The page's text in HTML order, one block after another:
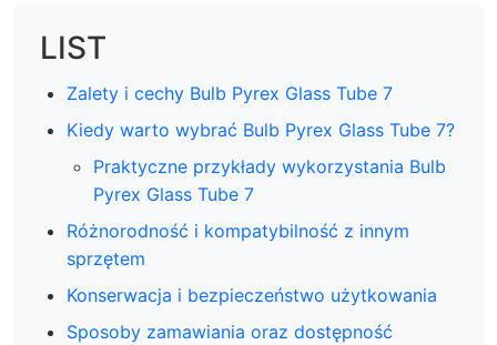
LIST
Zalety i cechy Bulb Pyrex Glass Tube 7
Kiedy warto wybrać Bulb Pyrex Glass Tube 7?
Praktyczne przykłady wykorzystania Bulb
Pyrex Glass Tube 7
Różnorodność i kompatybilność z innym
sprzętem
Konserwacja i bezpieczeństwo użytkowania
Sposoby zamawiania oraz dostępność